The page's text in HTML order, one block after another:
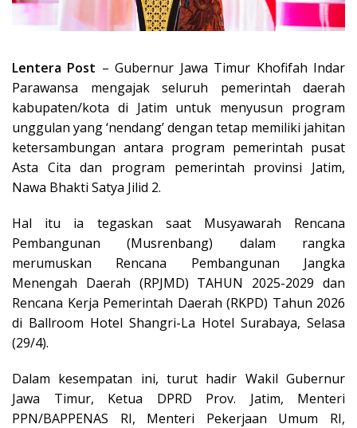
Lentera Post – Gubernur Jawa Timur Khofifah Indar
Parawansa mengajak seluruh pemerintah daerah
kabupaten/kota di Jatim untuk menyusun program
unggulan yang ‘nendang’ dengan tetap memiliki jahitan
ketersambungan antara program pemerintah pusat
Asta Cita dan program pemerintah provinsi Jatim,
Nawa Bhakti Satya Jilid 2.
Hal itu ia tegaskan saat Musyawarah Rencana
Pembangunan (Musrenbang) dalam rangka
merumuskan Rencana Pembangunan Jangka
Menengah Daerah (RPJMD) TAHUN 2025-2029 dan
Rencana Kerja Pemerintah Daerah (RKPD) Tahun 2026
di Ballroom Hotel Shangri-La Hotel Surabaya, Selasa
(29/4).
Dalam kesempatan ini, turut hadir Wakil Gubernur
Jawa Timur, Ketua DPRD Prov. Jatim, Menteri
PPN/BAPPENAS RI, Menteri Pekerjaan Umum RI,